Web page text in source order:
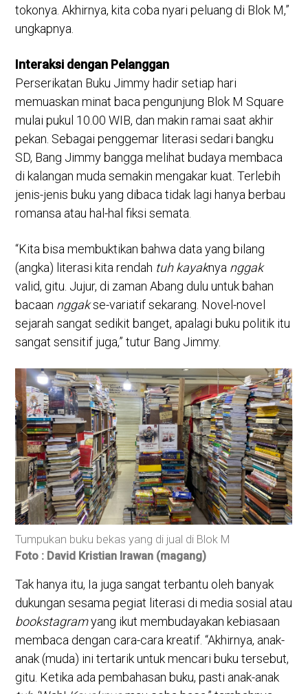
tokonya. Akhirnya, kita coba nyari peluang di Blok M,”
ungkapnya.
Interaksi dengan Pelanggan
Perserikatan Buku Jimmy hadir setiap hari
memuaskan minat baca pengunjung Blok M Square
mulai pukul 10.00 WIB, dan makin ramai saat akhir
pekan. Sebagai penggemar literasi sedari bangku
SD, Bang Jimmy bangga melihat budaya membaca
di kalangan muda semakin mengakar kuat. Terlebih
jenis-jenis buku yang dibaca tidak lagi hanya berbau
romansa atau hal-hal fiksi semata.
“Kita bisa membuktikan bahwa data yang bilang
(angka) literasi kita rendah tuh kayaknya nggak
valid, gitu. Jujur, di zaman Abang dulu untuk bahan
bacaan nggakse-variatif sekarang. Novel-novel
sejarah sangat sedikit banget, apalagi buku politik itu
sangat sensitif juga,” tutur Bang Jimmy.
Buku buku yang di jual ada yang di obral murah
Foto : David Kristian Irawan (magang)
Tak hanya itu, Ia juga sangat terbantu oleh banyak
dukungan sesama pegiat literasi di media sosial atau
bookstagramyang ikut membudayakan kebiasaan
membaca dengan cara-cara kreatif. “Akhirnya, anak-
anak (muda) ini tertarik untuk mencari buku tersebut,
gitu. Ketika ada pembahasan buku, pasti anak-anak